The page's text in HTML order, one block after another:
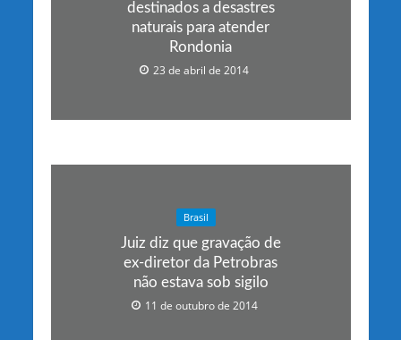
destinados a desastres
naturais para atender
Rondonia
23 de abril de 2014
Brasil
Juiz diz que gravação de
ex-diretor da Petrobras
não estava sob sigilo
11 de outubro de 2014